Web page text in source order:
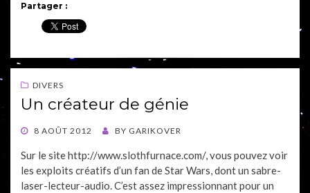
Partager :
DIVERS
Un créateur de génie
POSTED
8 AOÛT 2012 BY GARIKOVER
Sur le site http://www.slothfurnace.com/, vous pouvez voir
les exploits créatifs d’un fan de Star Wars, dont un sabre-
laser-lecteur-audio. C’est assez impressionnant pour un